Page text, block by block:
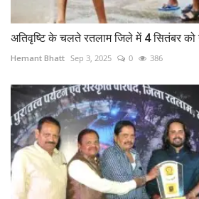
अतिवृष्टि के चलते रतलाम जिले में 4 सितंबर को
Hemant Bhatt Sep 3, 2025 0 386